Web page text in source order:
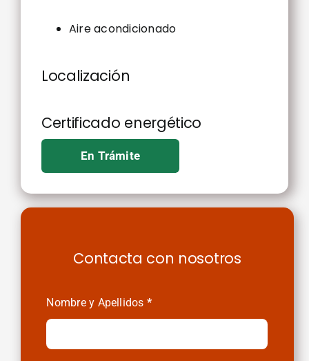
Aire acondicionado
Localización
Certificado energético
En Trámite
Contacta con nosotros
Contactenos
Compras
Nombre y Apellidos *